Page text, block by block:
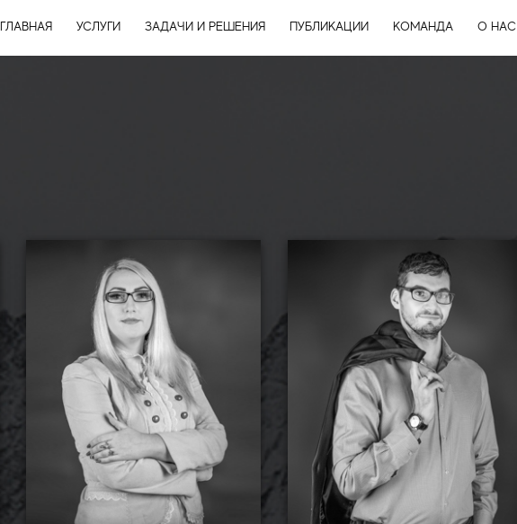
ГЛАВНАЯ УСЛУГИ ЗАДАЧИ И РЕШЕНИЯ ПУБЛИКАЦИИ КОМАНДА О НАС